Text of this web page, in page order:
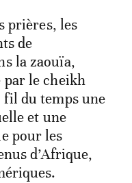
prières, les
de
la zaouïa,
par le cheikh
fil du temps une
et une
pour les
d’Afrique,